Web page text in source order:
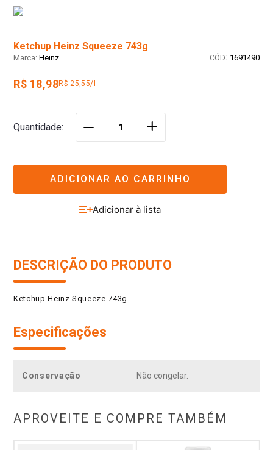
Ketchup Heinz Squeeze 743g
Heinz : 1691490
R$ 18,98R$ 25,55/l
Quantidade ＋
ADICIONAR AO CARRINHO
DESCRIÇÃO DO PRODUTO
Ketchup Heinz Squeeze 743g
Especificações
Conservação Não congelar.
APROVEITE E COMPRE TAMBÉM